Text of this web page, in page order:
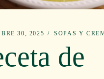
30, 2025 SOPAS Y
de